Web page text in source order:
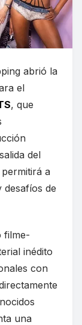
abrió la
el
, que
del
a
de
filme-
inédito
con
una